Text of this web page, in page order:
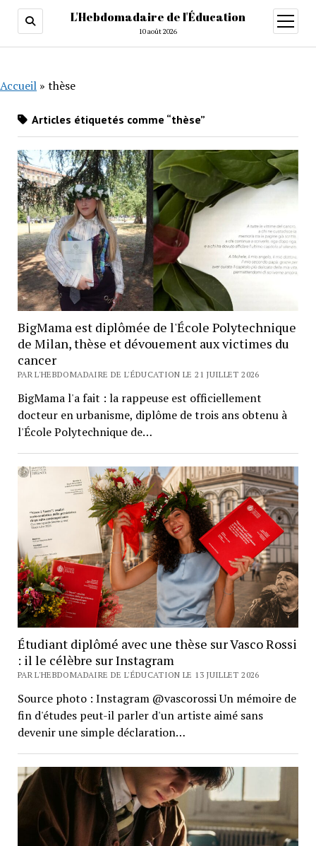
L'Hebdomadaire de l'Éducation
10 août 2026
ouvrir
menu
Accueil » thèse
Articles étiquetés comme “thèse”
BigMama est diplômée de l'École Polytechnique
de Milan, thèse et dévouement aux victimes du
cancer
PAR L'HEBDOMADAIRE DE L'ÉDUCATION LE 21 JUILLET 2026
BigMama l'a fait : la rappeuse est officiellement
docteur en urbanisme, diplôme de trois ans obtenu à
l'École Polytechnique de…
Étudiant diplômé avec une thèse sur Vasco Rossi
: il le célèbre sur Instagram
PAR L'HEBDOMADAIRE DE L'ÉDUCATION LE 13 JUILLET 2026
Source photo : Instagram @vascorossi Un mémoire de
fin d'études peut-il parler d'un artiste aimé sans
devenir une simple déclaration…